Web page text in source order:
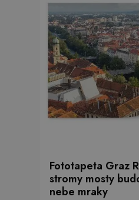
Fototapeta Graz
stromy mosty
nebe mraky